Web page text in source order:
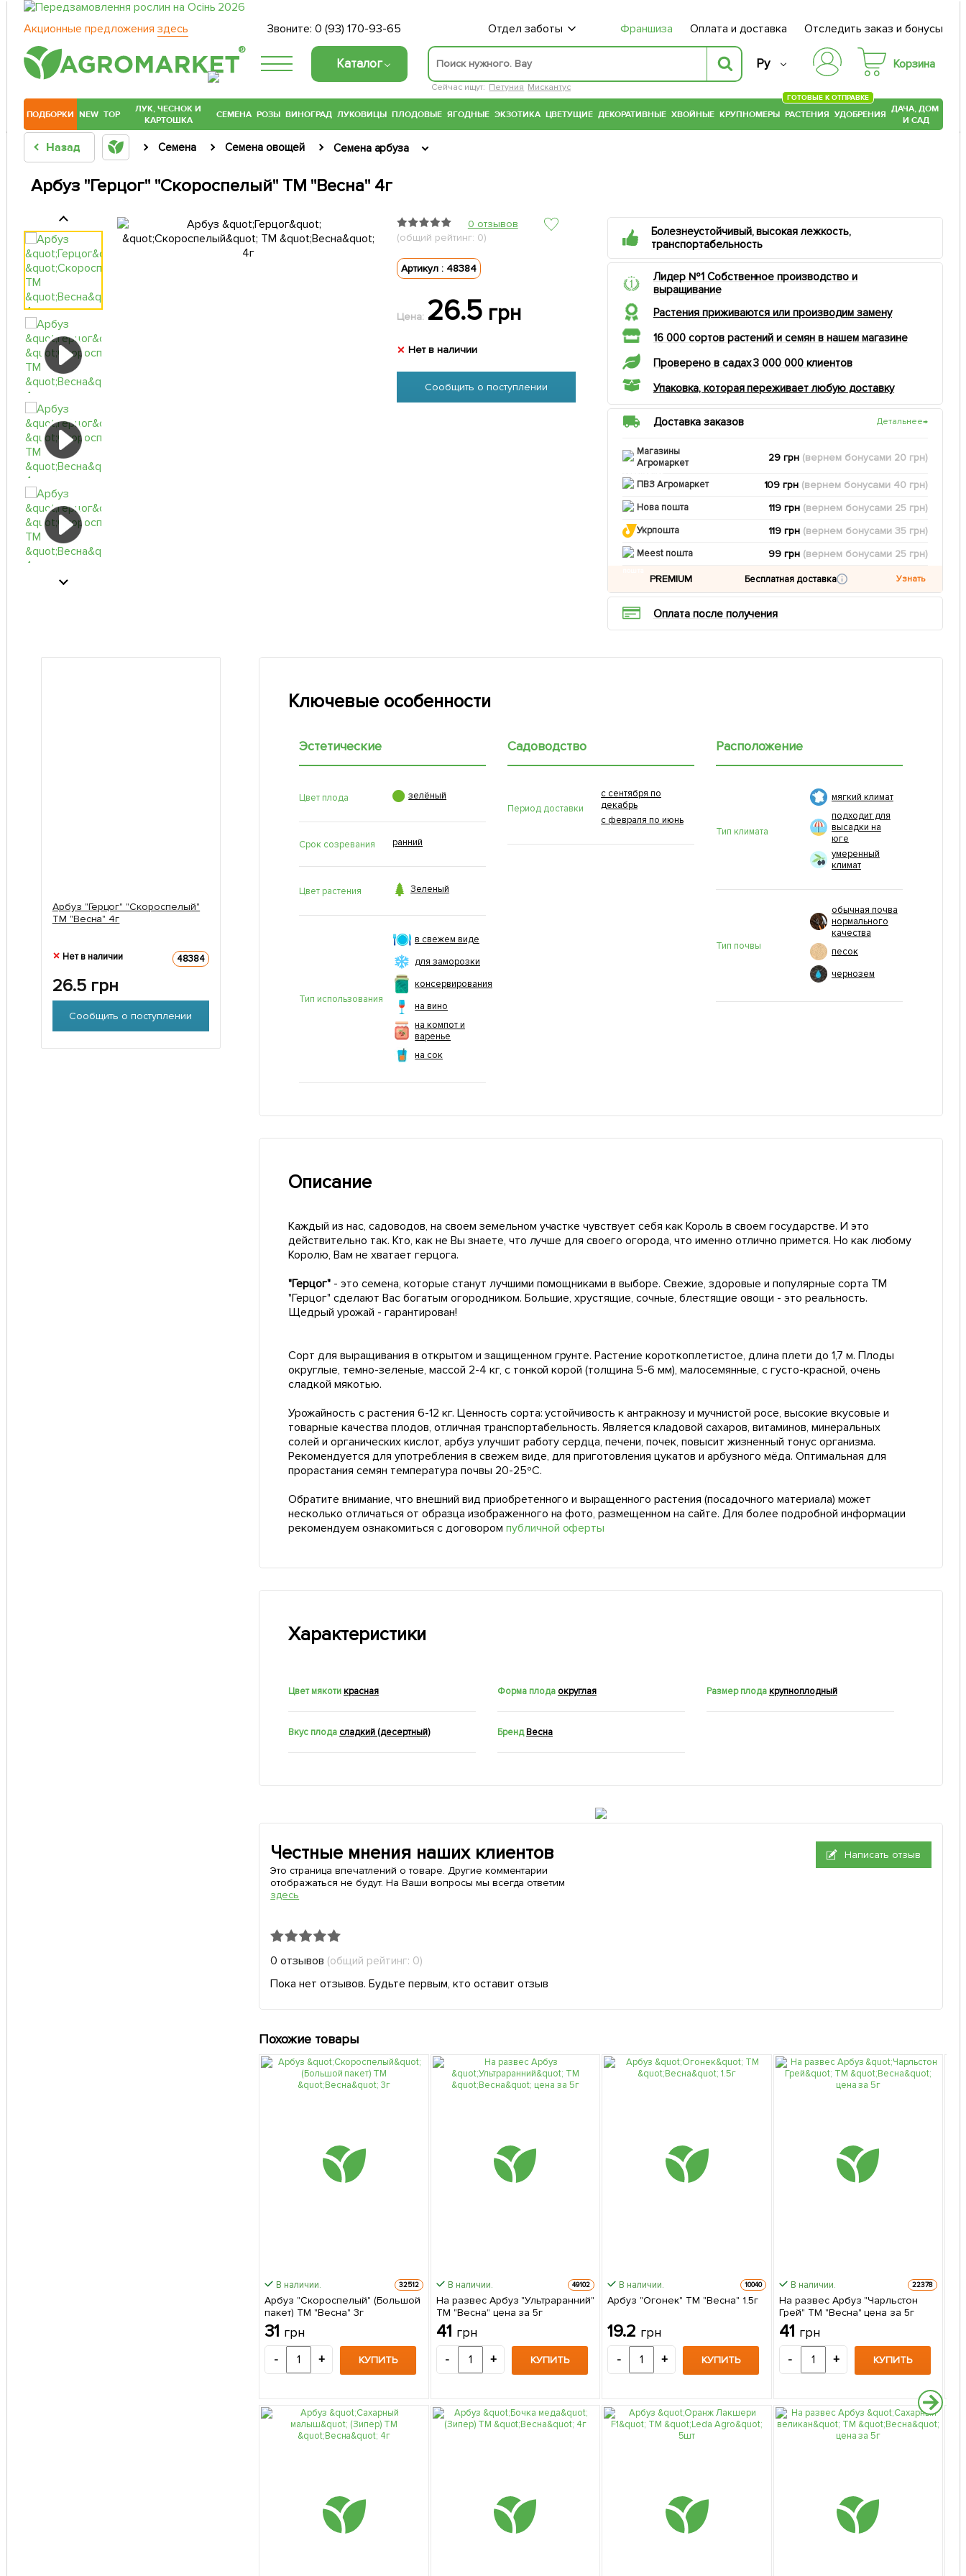
Акционные предложения здесь Звоните:0 (93) 170-93-65 Отдел заботы Франшиза Оплата и доставка Отследить заказ и бонусы
®
Каталог
Сейчас ищут: Петуния Мискантус
Ру Корзина
ПОДБОРКИ NEW TOP
ЛУК, ЧЕСНОК И
КАРТОШКА
СЕМЕНА РОЗЫ ВИНОГРАД ЛУКОВИЦЫ ПЛОДОВЫЕ ЯГОДНЫЕ ЭКЗОТИКА ЦВЕТУЩИЕ ДЕКОРАТИВНЫЕ ХВОЙНЫЕ КРУПНОМЕРЫ РАСТЕНИЯ
ГОТОВЫЕ К ОТПРАВКЕ
УДОБРЕНИЯ ДАЧА, ДОМ
И САД
Назад Семена Семена овощей Семена арбуза
Арбуз "Герцог" "Скороспелый" ТМ "Весна" 4г
0 отзывов
(общий рейтинг: 0)
Артикул : 48384
Цена: 26.5 грн
Нет в наличии
Сообщить о поступлении
Болезнеустойчивый, высокая лежкость,
транспортабельность
Лидер №1 Собственное производство и
выращивание
Растения приживаются или производим замену
16 000 сортов растений и семян в нашем магазине
Проверено в садах 3 000 000 клиентов
Упаковка, которая переживает любую доставку
Доставка заказов Детальнее→
Магазины
Агромаркет
29 грн (вернем бонусами 20 грн)
ПВЗ Агромаркет 109 грн (вернем бонусами 40 грн)
Нова пошта 119 грн (вернем бонусами 25 грн)
Укрпошта 119 грн (вернем бонусами35 грн)
Meest пошта 99 грн (вернем бонусами 25 грн)
PREMIUM Бесплатная доставка Узнать
Оплата после получения
Арбуз "Герцог" "Скороспелый"
ТМ "Весна" 4г
Нет в наличии 48384
26.5грн
Сообщить о поступлении
Ключевые особенности
Эстетические
Цвет плода  зелёный
Срок созревания ранний
Цвет растения  Зеленый
Тип использования
в свежем виде
для заморозки
консервирования
на вино
на компот и
варенье
на сок
Садоводство
Период доставки
с сентября по
декабрь
с февраля по июнь
Расположение
Тип климата
мягкий климат
подходит для
высадки на
юге
умеренный
климат
Тип почвы
обычная почва
нормального
качества
песок
чернозем
Описание
Каждый из нас, садоводов, на своем земельном участке чувствует себя как Король в своем государстве. И это
действительно так. Кто, как не Вы знаете, что лучше для своего огорода, что именно отлично примется. Но как любому
Королю, Вам не хватает герцога.
"Герцог" - это семена, которые станут лучшими помощниками в выборе. Свежие, здоровые и популярные сорта ТМ
"Герцог" сделают Вас богатым огородником. Большие, хрустящие, сочные, блестящие овощи - это реальность.
Щедрый урожай - гарантирован!
Сорт для выращивания в открытом и защищенном грунте. Растение короткоплетистое, длина плети до 1,7 м. Плоды
округлые, темно-зеленые, массой 2-4 кг, с тонкой корой (толщина 5-6 мм), малосемянные, с густо-красной, очень
сладкой мякотью.
Урожайность с растения 6-12 кг. Ценность сорта: устойчивость к антракнозу и мучнистой росе, высокие вкусовые и
товарные качества плодов, отличная транспортабельность. Является кладовой сахаров, витаминов, минеральных
солей и органических кислот, арбуз улучшит работу сердца, печени, почек, повысит жизненный тонус организма.
Рекомендуется для употребления в свежем виде, для приготовления цукатов и арбузного мёда. Оптимальная для
прорастания семян температура почвы 20-25ºС.
Обратите внимание, что внешний вид приобретенного и выращенного растения (посадочного материала) может
несколько отличаться от образца изображенного на фото, размещенном на сайте. Для более подробной информации
рекомендуем ознакомиться с договором публичной оферты
Характеристики
Цвет мякотикрасная Форма плода округлая Размер плодакрупноплодный
Вкус плода сладкий (десертный) Бренд Весна
Честные мнения наших клиентов
Написать отзыв
Это страница впечатлений о товаре. Другие комментарии
отображаться не будут. На Ваши вопросы мы всегда ответим
здесь
0 отзывов (общий рейтинг: 0)
Пока нет отзывов. Будьте первым, кто оставит отзыв
Похожие товары
В наличии. 32512
Арбуз "Скороспелый" (Большой
пакет) ТМ "Весна" 3г
31 грн
- + КУПИТЬ
В наличии. 49102
На развес Арбуз "Ультраранний"
ТМ "Весна" цена за 5г
41 грн
- + КУПИТЬ
В наличии. 10040
Арбуз "Огонек" ТМ "Весна" 1.5г
19.2 грн
- + КУПИТЬ
В наличии. 22378
На развес Арбуз "Чарльстон
Грей" ТМ "Весна" цена за 5г
41 грн
- + КУПИТЬ